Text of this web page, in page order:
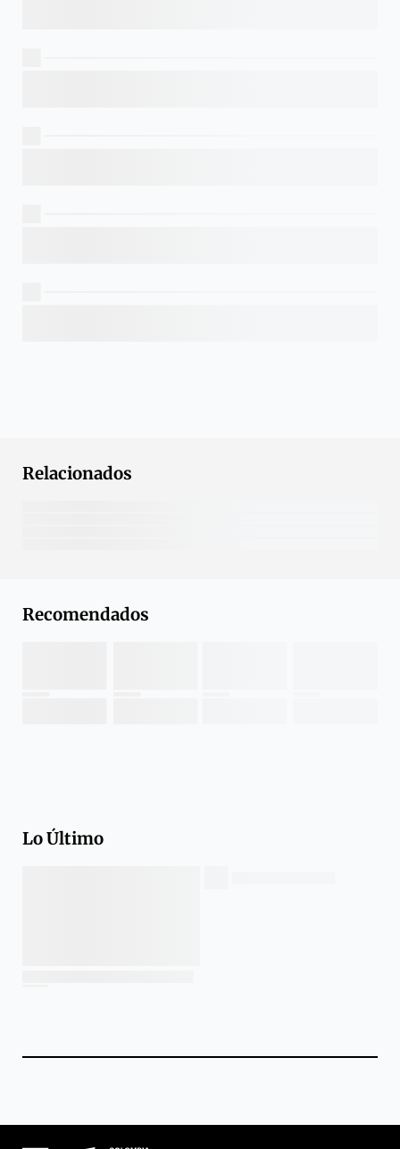
Relacionados
Recomendados
Lo Último